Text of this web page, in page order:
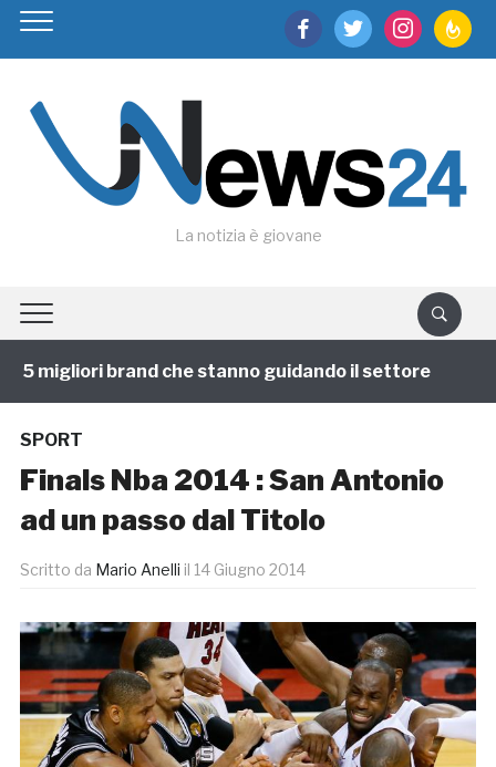
facebooktwitter instagram
La notizia è giovane
migliori brand che stanno guidando il settore
SPORT
Finals Nba 2014 : San Antonio
ad un passo dal Titolo
Scritto da Mario Anelli il 14 Giugno 2014